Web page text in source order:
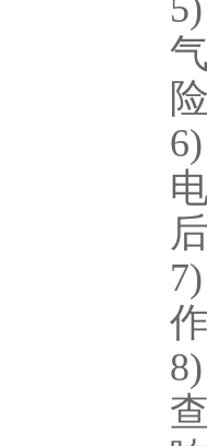
5)
6)
7)
8)